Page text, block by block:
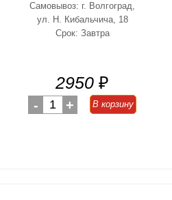
Самовывоз: г. Волгоград,
ул. Н. Кибальчича, 18
Срок: Завтра
2950 ₽
- 1 + В корзину